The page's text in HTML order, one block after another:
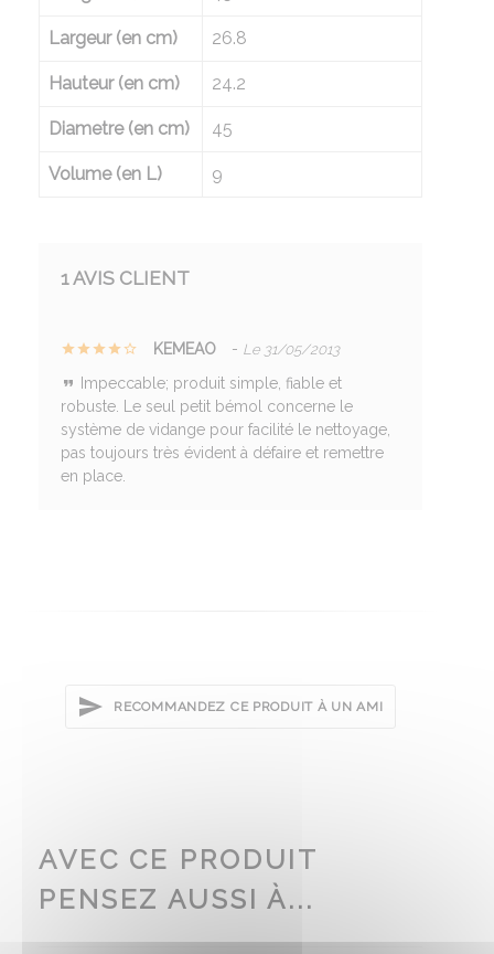
Largeur (en cm) 26.8
Hauteur (en cm) 24.2
Diametre (en cm) 45
Volume (en L) 9
1 AVIS CLIENT
KEMEAO - Le 31/05/2013
Impeccable; produit simple, fiable et
robuste. Le seul petit bémol concerne le
système de vidange pour facilité le nettoyage,
pas toujours très évident à défaire et remettre
en place.
RECOMMANDEZ CE PRODUIT À UN AMI
AVEC CE PRODUIT
PENSEZ AUSSI À...